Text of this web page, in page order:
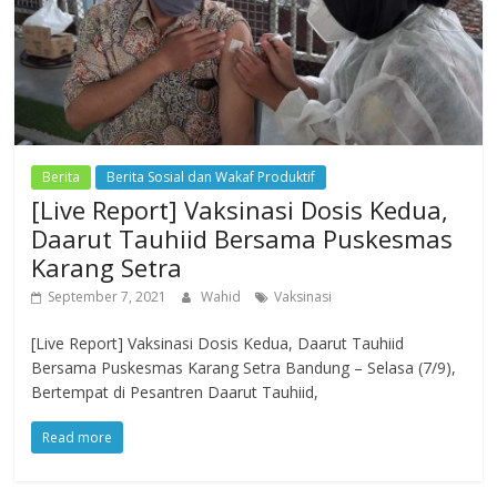
Berita Berita Sosial dan Wakaf Produktif
[Live Report] Vaksinasi Dosis Kedua,
Daarut Tauhiid Bersama Puskesmas
Karang Setra
September 7, 2021 Wahid Vaksinasi
[Live Report] Vaksinasi Dosis Kedua, Daarut Tauhiid
Bersama Puskesmas Karang Setra Bandung – Selasa (7/9),
Bertempat di Pesantren Daarut Tauhiid,
Read more